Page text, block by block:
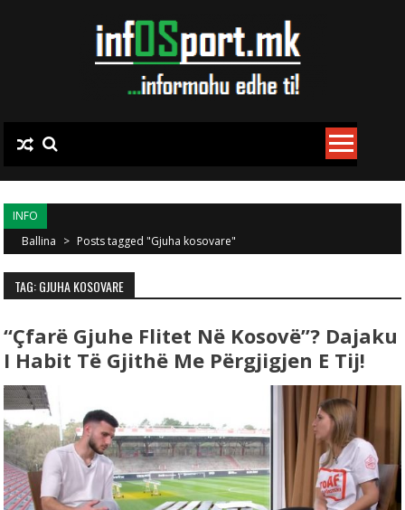
INFO
Ballina > Posts tagged "Gjuha kosovare"
TAG: GJUHA KOSOVARE
“Çfarë Gjuhe Flitet Në Kosovë”? Dajaku
I Habit Të Gjithë Me Përgjigjen E Tij!